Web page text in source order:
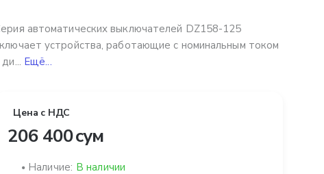
автоматических выключателей DZ158-125
устройства, работающие с номинальным током
Ещё...
Цена с НДС
206 400 сум
Наличие: В наличии